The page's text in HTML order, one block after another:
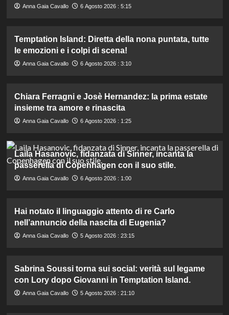
Anna Gaia Cavallo 6 Agosto 2026 : 5:15
Temptation Island: Diretta della nona puntata, tutte
le emozioni e i colpi di scena!
Anna Gaia Cavallo 6 Agosto 2026 : 3:10
Chiara Ferragni e Josè Hernandez: la prima estate
insieme tra amore e rinascita
Anna Gaia Cavallo 6 Agosto 2026 : 1:25
Laila Hasanovic, fidanzata di Sinner, incanta la
passerella di Copenhagen con il suo stile.
Anna Gaia Cavallo 6 Agosto 2026 : 1:00
Hai notato il linguaggio attento di re Carlo
nell’annuncio della nascita di Eugenia?
Anna Gaia Cavallo 5 Agosto 2026 : 23:15
Sabrina Soussi torna sui social: verità sul legame
con Lory dopo Giovanni in Temptation Island.
Anna Gaia Cavallo 5 Agosto 2026 : 21:10